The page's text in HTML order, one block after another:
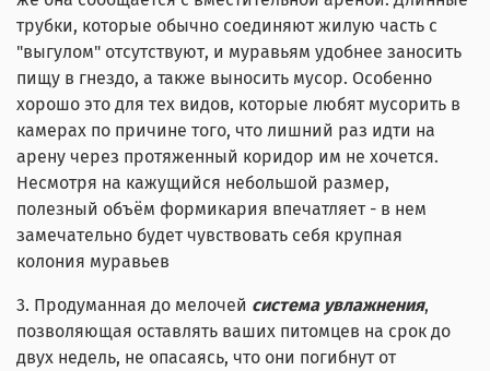
трубки, которые обычно соединяют жилую часть с
"выгулом" отсутствуют, и муравьям удобнее заносить
пищу в гнездо, а также выносить мусор. Особенно
хорошо это для тех видов, которые любят мусорить в
камерах по причине того, что лишний раз идти на
арену через протяженный коридор им не хочется.
Несмотря на кажущийся небольшой размер,
полезный объём формикария впечатляет - в нем
замечательно будет чувствовать себя крупная
колония муравьев
3. Продуманная до мелочей система увлажнения,
позволяющая оставлять ваших питомцев на срок до
двух недель, не опасаясь, что они погибнут от